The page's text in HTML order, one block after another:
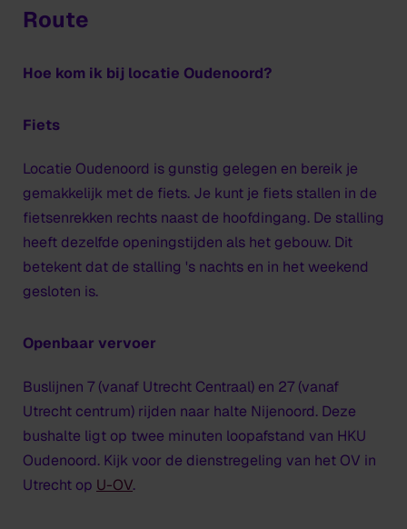
Route
Hoe kom ik bij locatie Oudenoord?
Fiets
Locatie Oudenoord is gunstig gelegen en bereik je
gemakkelijk met de fiets. Je kunt je fiets stallen in de
fietsenrekken rechts naast de hoofdingang. De stalling
heeft dezelfde openingstijden als het gebouw. Dit
betekent dat de stalling 's nachts en in het weekend
gesloten is.
Openbaar vervoer
Buslijnen 7 (vanaf Utrecht Centraal) en 27 (vanaf
Utrecht centrum) rijden naar halte Nijenoord. Deze
bushalte ligt op twee minuten loopafstand van HKU
Oudenoord. Kijk voor de dienstregeling van het OV in
Utrecht op U-OV.